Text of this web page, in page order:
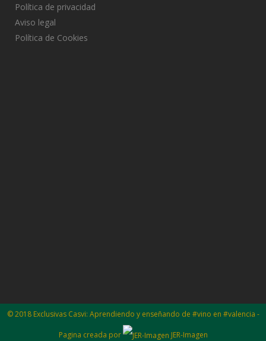
Política de privacidad
Aviso legal
Política de Cookies
© 2018 Exclusivas Casvi: Aprendiendo y enseñando de #vino en #valencia -
Pagina creada por JER-Imagen